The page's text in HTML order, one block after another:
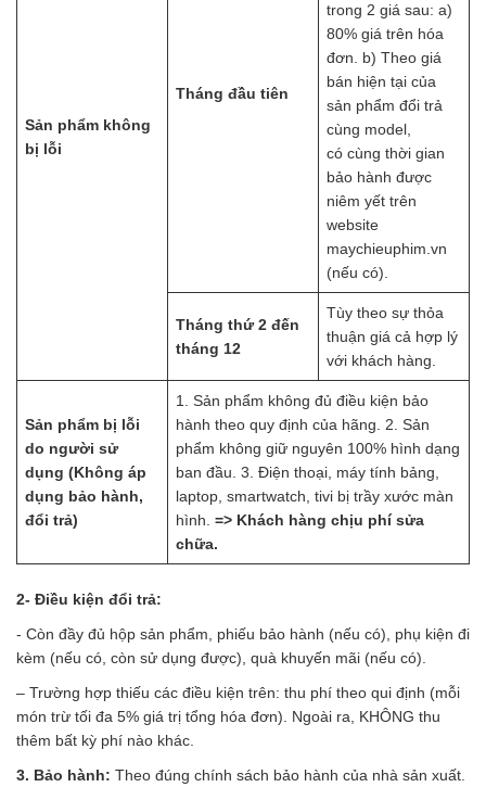
Sản phẩm không
bị lỗi
Tháng đầu tiên
trong 2 giá sau: a)
80% giá trên hóa
đơn. b) Theo giá
bán hiện tại của
sản phẩm đổi trả
cùng model,
có cùng thời gian
bảo hành được
niêm yết trên
website
maychieuphim.vn
(nếu có).
Tháng thứ 2 đến
tháng 12
Tùy theo sự thỏa
thuận giá cả hợp lý
với khách hàng.
Sản phẩm bị lỗi
do người sử
dụng (Không áp
dụng bảo hành,
đổi trả)
1. Sản phẩm không đủ điều kiện bảo
hành theo quy định của hãng. 2. Sản
phẩm không giữ nguyên 100% hình dạng
ban đầu. 3. Điện thoại, máy tính bảng,
laptop, smartwatch, tivi bị trầy xước màn
hình. => Khách hàng chịu phí sửa
chữa.
2- Điều kiện đổi trả:
​- Còn đầy đủ hộp sản phẩm, phiếu bảo hành (nếu có), phụ kiện đi
kèm (nếu có, còn sử dụng được), quà khuyến mãi (nếu có).
– Trường hợp thiếu các điều kiện trên: thu phí theo qui định (mỗi
món trừ tối đa 5% giá trị tổng hóa đơn). Ngoài ra, KHÔNG thu
thêm bất kỳ phí nào khác.
3. Bảo hành: Theo đúng chính sách bảo hành của nhà sản xuất.